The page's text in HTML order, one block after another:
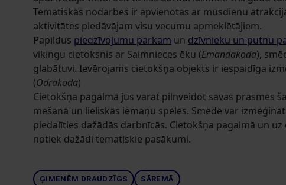
Tematiskās nodarbes ir apvienotas ar mūsdienu
aktivitātes piedāvājam visu vecumu apmeklētājiem.
Papildus piedzīvojumu parkam un dzīvnieku un putnu
vikingu cietoksnis ar Saimnieces ēku (Emandakoda),
glabātuvi. Ievērojams cietokšņa objekts ir iespaidīga
(Odrakoda)
Cietokšņa pagalmā jūs varat pilnveidot savas prasmes
mešanā un lieliskās iemaņu spēlēs. Smēdē var
piedalīties dažādās darbnīcās. Cietokšņa pagalmā un
notiek dažādi tematiskie pasākumi.
ĢIMENĒM DRAUDZĪGS SĀREMĀ